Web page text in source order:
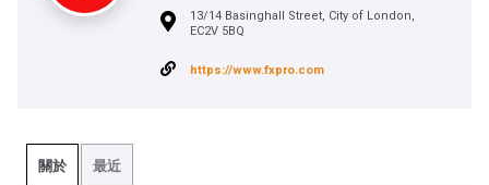
13/14 Basinghall Street, City of London,
EC2V 5BQ
https://www.fxpro.com
關於 最近